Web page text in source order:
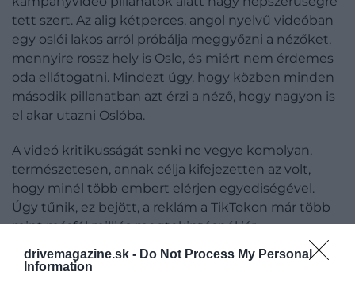
drivemagazine.sk - Do Not Process My Personal
Information
tett szert. Az alig kétperces, angol nyelvű videóban
egy oslói lakos arról próbálja meggyőzni a nézőket,
mennyire rossz hely is Oslo, és miért nem érdemes
oda ellátogatni. Mindezt úgy, hogy közben minden
második pillanatban azt érzi a néző, hogy nagyon is
el akar utazni Oslóba.
A videó kritikusságát senki ne vegye komolyan,
természetesen, annak célja kifejezetten az volt,
hogy minél több embert elérjen egyediségével.
Úgy tűnik, ez bejött, a reklám a TikTokon már több
mint másfél milliós megtekintésnél jár.
„Őszintén? én sem jönnék ide. Oslo egyszerűen